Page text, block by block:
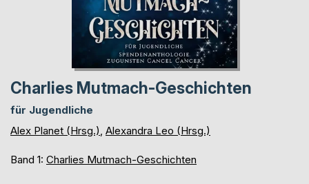
Charlies Mutmach-Geschichten
für Jugendliche
Alex Planet (Hrsg.) Alexandra Leo (Hrsg.)
Band 1: Charlies Mutmach-Geschichten